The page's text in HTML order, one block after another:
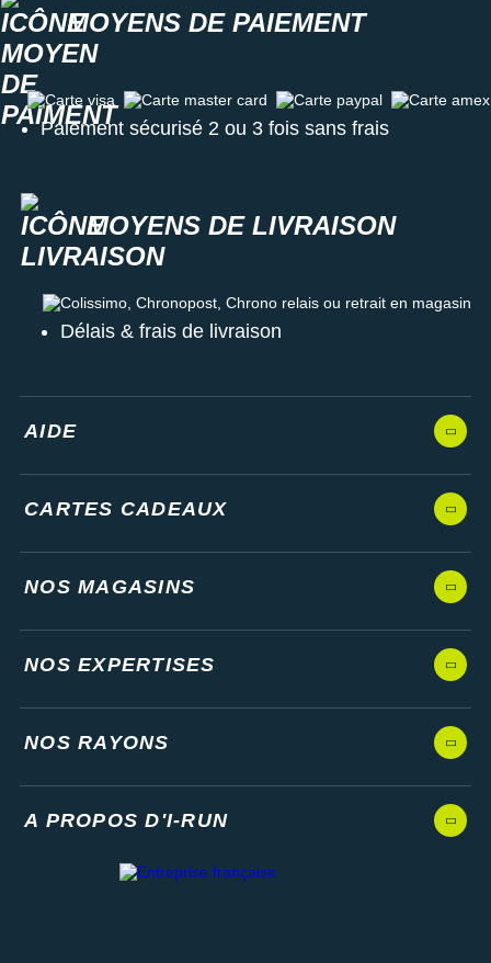
MOYENS DE PAIEMENT
Carte visa Carte master card Carte paypal Carte amex
Paiement sécurisé 2 ou 3 fois sans frais
MOYENS DE LIVRAISON
Colissimo, Chronopost, Chrono relais ou retrait en magasin
Délais & frais de livraison
AIDE
CARTES CADEAUX
NOS MAGASINS
NOS EXPERTISES
NOS RAYONS
A PROPOS D'I-RUN